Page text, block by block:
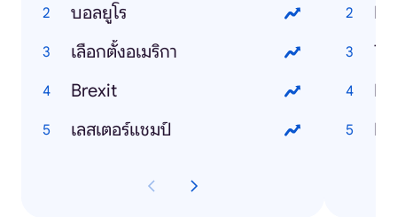
บอลยูโร
เลือกตั้งอเมริกา
Brexit
เลสเตอร์แชมป์